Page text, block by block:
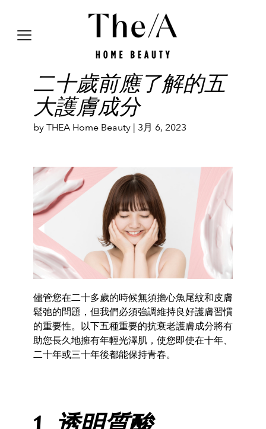
二十歲前應了解的五
大護膚成分
by THEA Home Beauty | 3月 6, 2023
儘管您在二十多歲的時候無須擔心魚尾紋和皮膚
鬆弛的問題，但我們必須強調維持良好護膚習慣
的重要性。以下五種重要的抗衰老護膚成分將有
助您長久地擁有年輕光澤肌，使您即使在十年、
二十年或三十年後都能保持青春。